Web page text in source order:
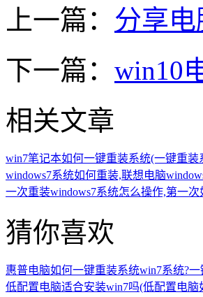
上一篇： 分享
下一篇： win10
相关文章
win7笔记本如何一键重装系统(一键重装
windows7系统如何重装,联想电脑
一次重装windows7系统怎么操作,第一
猜你喜欢
惠普电脑如何一键重装系统win7系统?
低配置电脑适合安装win7吗(低配置电脑